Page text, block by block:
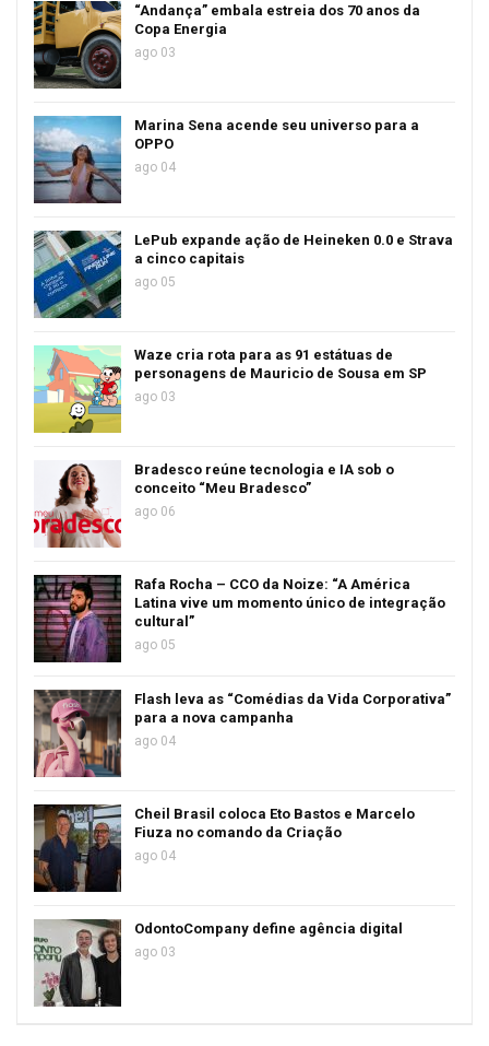
“Andança” embala estreia dos 70 anos da
Copa Energia
ago 03
Marina Sena acende seu universo para a
OPPO
ago 04
LePub expande ação de Heineken 0.0 e Strava
a cinco capitais
ago 05
Waze cria rota para as 91 estátuas de
personagens de Mauricio de Sousa em SP
ago 03
Bradesco reúne tecnologia e IA sob o
conceito “Meu Bradesco”
ago 06
Rafa Rocha – CCO da Noize: “A América
Latina vive um momento único de integração
cultural”
ago 05
Flash leva as “Comédias da Vida Corporativa”
para a nova campanha
ago 04
Cheil Brasil coloca Eto Bastos e Marcelo
Fiuza no comando da Criação
ago 04
OdontoCompany define agência digital
ago 03